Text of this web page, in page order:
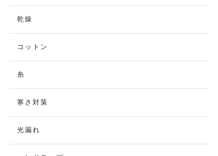
乾燥
コットン
糸
寒さ対策
光漏れ